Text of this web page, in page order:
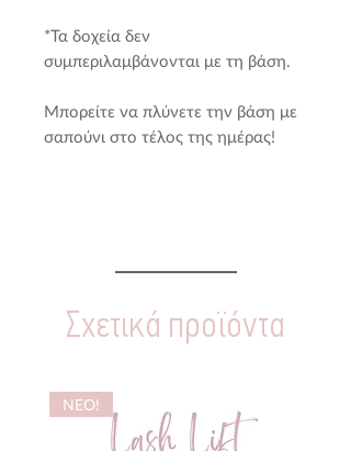
*Τα δοχεία δεν
συμπεριλαμβάνονται με τη βάση.
Μπορείτε να πλύνετε την βάση με
σαπούνι στο τέλος της ημέρας!
Σχετικά προϊόντα
NEO!